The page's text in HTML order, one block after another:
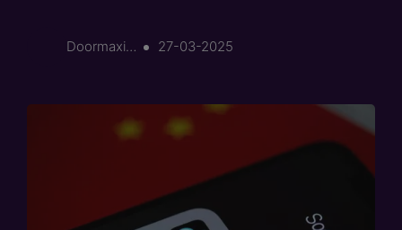
Door maximilian.mas… 27-03-2025